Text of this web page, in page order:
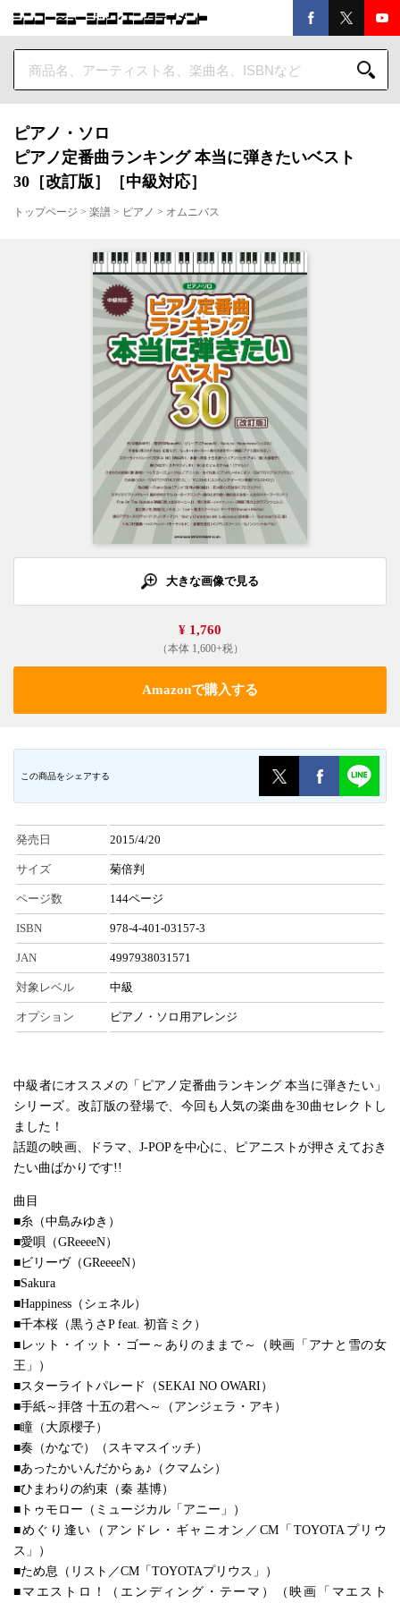
ピアノ・ソロ
ピアノ定番曲ランキング 本当に弾きたいベスト
30［改訂版］［中級対応］
トップページ > 楽譜 > ピアノ > オムニバス
大きな画像で見る
¥ 1,760
（本体 1,600+税）
Amazonで購入する
この商品をシェアする
発売日 2015/4/20
サイズ 菊倍判
ページ数 144ページ
ISBN 978-4-401-03157-3
JAN 4997938031571
対象レベル 中級
オプション ピアノ・ソロ用アレンジ
中級者にオススメの「ピアノ定番曲ランキング 本当に弾きたい」
シリーズ。改訂版の登場で、今回も人気の楽曲を30曲セレクトし
ました！
話題の映画、ドラマ、J-POPを中心に、ピアニストが押さえておき
たい曲ばかりです!!
曲目
■糸（中島みゆき）
■愛唄（GReeeeN）
■ビリーヴ（GReeeeN）
■Sakura
■Happiness（シェネル）
■千本桜（黒うさP feat. 初音ミク）
■レット・イット・ゴー～ありのままで～（映画「アナと雪の女
王」）
■スターライトパレード（SEKAI NO OWARI）
■手紙～拝啓 十五の君へ～（アンジェラ・アキ）
■瞳（大原櫻子）
■奏（かなで）（スキマスイッチ）
■あったかいんだからぁ♪（クマムシ）
■ひまわりの約束（秦 基博）
■トゥモロー（ミュージカル「アニー」）
■めぐり逢い（アンドレ・ギャニオン／CM「TOYOTAプリウ
ス」）
■ため息（リスト／CM「TOYOTAプリウス」）
■マエストロ！（エンディング・テーマ）（映画「マエスト